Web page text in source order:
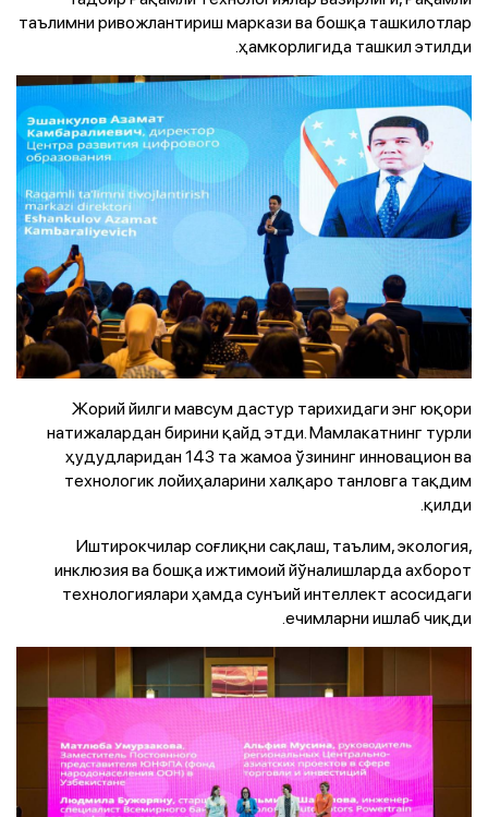
таълимни ривожлантириш маркази ва бошқа ташкилотлар
ҳамкорлигида ташкил этилди.
Жорий йилги мавсум дастур тарихидаги энг юқори
натижалардан бирини қайд этди. Мамлакатнинг турли
ҳудудларидан 143 та жамоа ўзининг инновацион ва
технологик лойиҳаларини халқаро танловга тақдим
қилди.
Иштирокчилар соғлиқни сақлаш, таълим, экология,
инклюзия ва бошқа ижтимоий йўналишларда ахборот
технологиялари ҳамда сунъий интеллект асосидаги
ечимларни ишлаб чиқди.